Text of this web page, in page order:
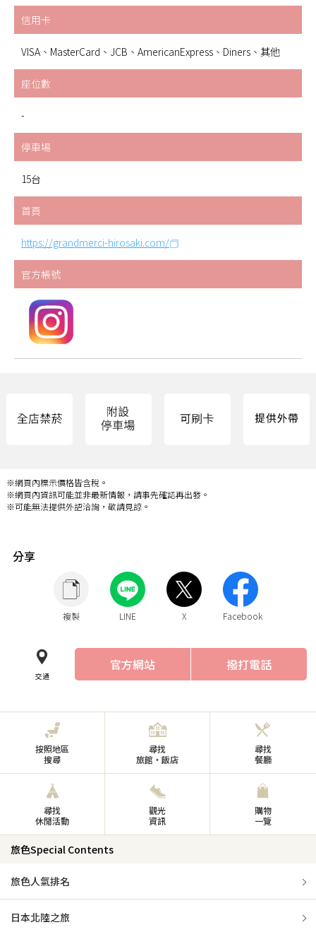
信用卡
VISA、MasterCard、JCB、AmericanExpress、Diners、其他
座位數
-
停車場
15台
首頁
https://grandmerci-hirosaki.com/
官方帳號
※網頁內標示價格皆含稅。
※網頁內資訊可能並非最新情報，請事先確認再出發。
※可能無法提供外語洽詢，敬請見諒。
分享
複製 LINE X Facebook
交通
官方網站 撥打電話
按照地區
搜尋
尋找
旅館・飯店
尋找
餐廳
尋找
休閒活動
觀光
資訊
購物
一覽
旅色Special Contents
旅色人氣排名
日本北陸之旅